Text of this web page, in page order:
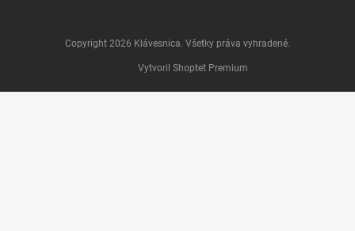
Vytvoril Shoptet Premium
Copyright 2026 Klávesnica . Všetky práva vyhradené.